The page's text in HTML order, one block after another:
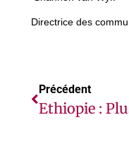
Directrice des
Précédent